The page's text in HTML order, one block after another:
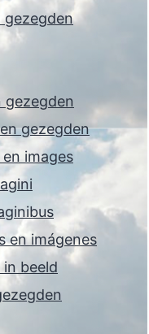
gezegden
gezegden
gezegden
images
en imágenes
beeld